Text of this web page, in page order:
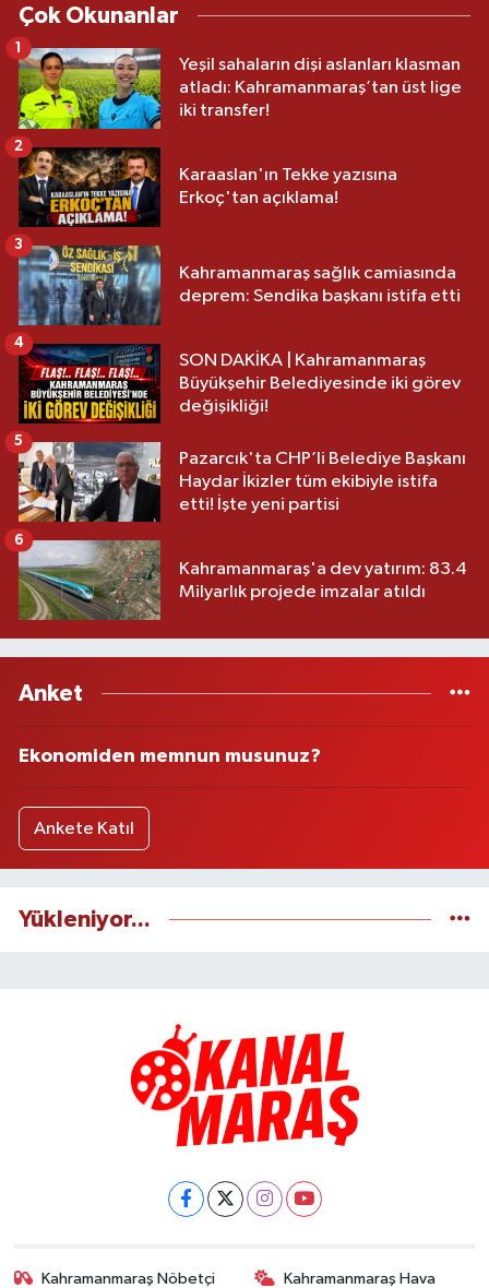
Çok Okunanlar
Yeşil sahaların dişi aslanları klasman
atladı: Kahramanmaraş’tan üst lige
iki transfer!
1
Karaaslan'ın Tekke yazısına
Erkoç'tan açıklama!
2
Kahramanmaraş sağlık camiasında
deprem: Sendika başkanı istifa etti
3
SON DAKİKA | Kahramanmaraş
Büyükşehir Belediyesinde iki görev
değişikliği!
4
Pazarcık'ta CHP’li Belediye Başkanı
Haydar İkizler tüm ekibiyle istifa
etti! İşte yeni partisi
5
Kahramanmaraş'a dev yatırım: 83.4
Milyarlık projede imzalar atıldı
6
Anket
Ekonomiden memnun musunuz?
Ankete Katıl
Yükleniyor...
Kahramanmaraş Nöbetçi
Kahramanmaraş Hava